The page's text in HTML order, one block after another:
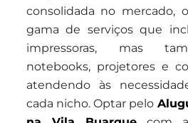
consolidada no mercado,
gama de serviços que
impressoras, mas
notebooks, projetores e
atendendo às
cada nicho. Optar pelo